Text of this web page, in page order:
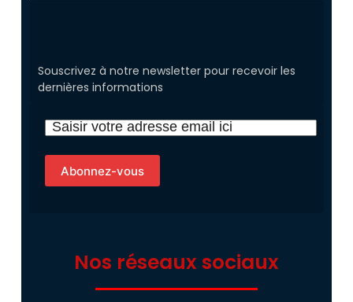
Souscrivez à notre newsletter pour recevoir les
dernières informations
Nos réseaux sociaux